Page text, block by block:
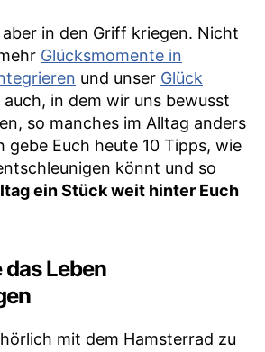
in den Griff kriegen. Nicht
Glücksmomente in
und unser Glück
auch, in dem wir uns bewusst
so manches im Alltag anders
gebe Euch heute 10 Tipps, wie
könnt und so
ein Stück weit hinter Euch
das Leben
mit dem Hamsterrad zu